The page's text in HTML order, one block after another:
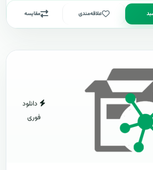
علاقه‌مندی مقایسه
دانلود
فوری